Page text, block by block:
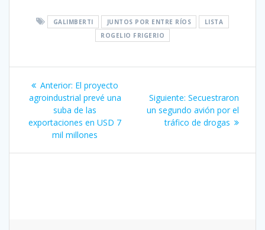
GALIMBERTI JUNTOS POR ENTRE RÍOS
LISTA
ROGELIO FRIGERIO
Navegación
de
entradas
Anterior: Entrada
anterior:
El proyecto
agroindustrial prevé una
suba de las
exportaciones en USD 7
mil millones
Siguiente: Siguiente
entrada:
Secuestraron
un segundo avión por el
tráfico de drogas